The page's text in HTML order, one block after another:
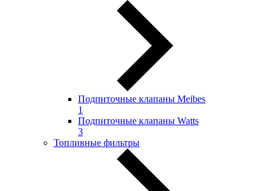
Подпиточные клапаны Meibes
1
Подпиточные клапаны Watts
3
Топливные фильтры